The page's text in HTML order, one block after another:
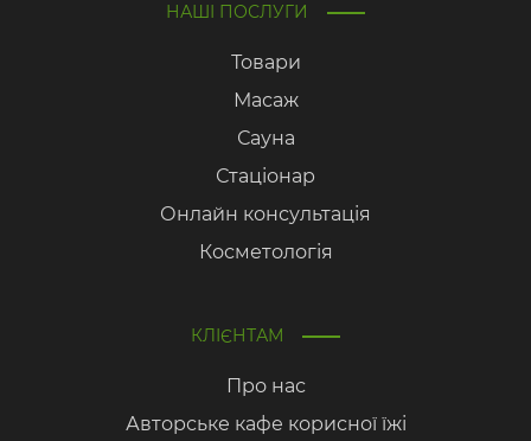
НАШІ ПОСЛУГИ
Товари
Масаж
Сауна
Стаціонар
Онлайн консультація
Косметологія
КЛІЄНТАМ
Про нас
Авторське кафе корисної їжі